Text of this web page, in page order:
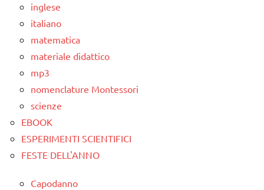
TUTTI GLI
ARTICOLI
inglese
italiano
matematica
materiale didattico
mp3
nomenclature Montessori
scienze
EBOOK
ESPERIMENTI SCIENTIFICI
FESTE DELL'ANNO
Capodanno